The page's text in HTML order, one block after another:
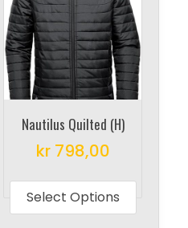
Nautilus Quilted (H)
kr798,00
Select Options
has